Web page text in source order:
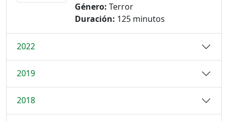
Género: Terror
Duración: 125 minutos
2022
2019
2018